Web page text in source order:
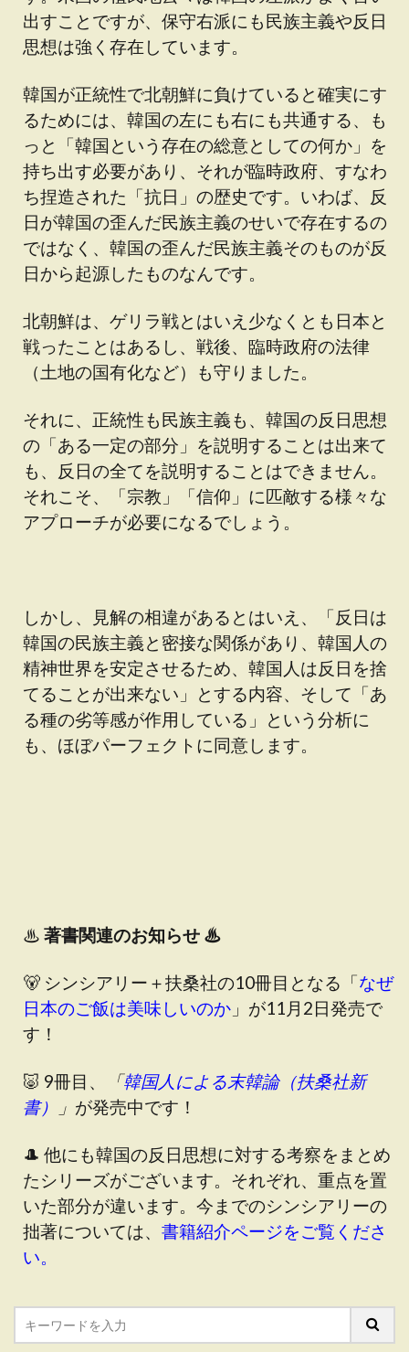
出すことですが、保守右派にも民族主義や反日
思想は強く存在しています。
韓国が正統性で北朝鮮に負けていると確実にす
るためには、韓国の左にも右にも共通する、も
っと「韓国という存在の総意としての何か」を
持ち出す必要があり、それが臨時政府、すなわ
ち捏造された「抗日」の歴史です。いわば、反
日が韓国の歪んだ民族主義のせいで存在するの
ではなく、韓国の歪んだ民族主義そのものが反
日から起源したものなんです。
北朝鮮は、ゲリラ戦とはいえ少なくとも日本と
戦ったことはあるし、戦後、臨時政府の法律
（土地の国有化など）も守りました。
それに、正統性も民族主義も、韓国の反日思想
の「ある一定の部分」を説明することは出来て
も、反日の全てを説明することはできません。
それこそ、「宗教」「信仰」に匹敵する様々な
アプローチが必要になるでしょう。
しかし、見解の相違があるとはいえ、「反日は
韓国の民族主義と密接な関係があり、韓国人の
精神世界を安定させるため、韓国人は反日を捨
てることが出来ない」とする内容、そして「あ
る種の劣等感が作用している」という分析に
も、ほぼパーフェクトに同意します。
♨ 著書関連のお知らせ ♨
🐻 シンシアリー＋扶桑社の10冊目となる「なぜ
日本のご飯は美味しいのか 」が11月2日発売で
す！
🐷 9冊目、 「韓国人による末韓論（扶桑社新
書）
」 が発売中です！
🎩 他にも韓国の反日思想に対する考察をまとめ
たシリーズがございます。それぞれ、重点を置
いた部分が違います。今までのシンシアリーの
拙著については、 書籍紹介ページをご覧くださ
い。